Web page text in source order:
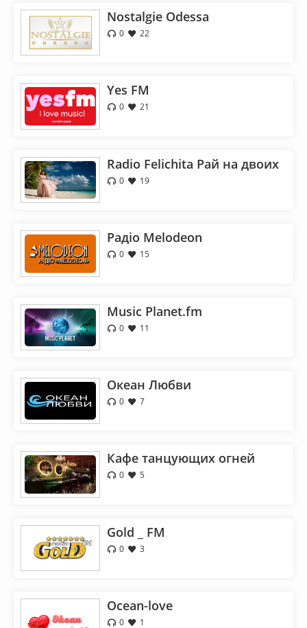
Nostalgie Odessa
0 22
Yes FM
0 21
Radio Felichita Рай на двоих
0 19
Радіо Melodeon
0 15
Music Planet.fm
0 11
Океан Любви
0 7
Кафе танцующих огней
0 5
Gold _ FM
0 3
Ocean-love
0 1